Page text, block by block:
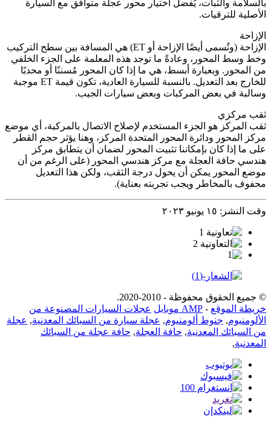
بالسلامة والثبات، يُفضل اختيار محور عجلة متوافق مع السيارة
الأصلية للترقيات.
الإزاحة
الإزاحة (وتُسمى أيضًا الإزاحة أو ET) هي المسافة بين سطح التركيب
وخط وسط المحور، وعادةً ما توجد هذه المعلمة على الجزء الخلفي
من المحور. وبعبارة أبسط، هي ما إذا كان المحور مُسننًا أو محدبًا
للخارج بعد التعديل. بالنسبة للسيارة العادية، تكون قيمة ET موجبة
وسالبة في بعض المركبات وبعض سيارات الجيب.
ثقب مركزي
ثقب المركز هو الجزء المستخدم لإصلاح الاتصال بالمركبة، أي موضع
مركز المحور ودائرة المحور المتحدة المركز، وهنا يؤثر حجم القطر
على ما إذا كان بإمكاننا تثبيت المحور لضمان أن يتطابق مركز
هندسي حافة العجلة مع مركز هندسي المحور (على الرغم من أن
موضع المحور يمكن أن يحول درجة الثقب، ولكن هذا التعديل
محفوف بالمخاطر ويجب تجربته بعناية).
وقت النشر: ١٥ يونيو ٢٠٢٣
© جميع الحقوق محفوظة - 2010-2020.
خريطة الموقع - AMP موبايل
عجلات السيارات المصنوعة من
الألومنيوم, جنوط ألومنيوم, عجلة سيارة من السبائك المعدنية, عجلة
من السبائك المعدنية, حافة العجلة, حافة عجلة من السبائك
المعدنية,